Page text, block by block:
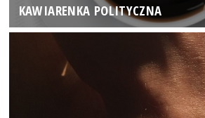
KAWIARENKA POLITYCZNA